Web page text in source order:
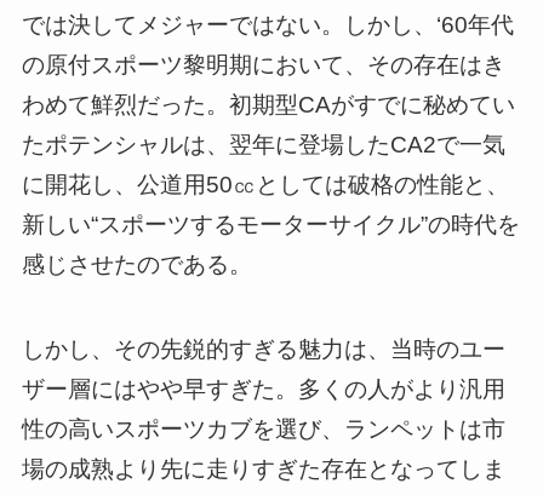
では決してメジャーではない。しかし、‘60年代
の原付スポーツ黎明期において、その存在はき
わめて鮮烈だった。初期型CAがすでに秘めてい
たポテンシャルは、翌年に登場したCA2で一気
に開花し、公道用50㏄としては破格の性能と、
新しい“スポーツするモーターサイクル”の時代を
感じさせたのである。
しかし、その先鋭的すぎる魅力は、当時のユー
ザー層にはやや早すぎた。多くの人がより汎用
性の高いスポーツカブを選び、ランペットは市
場の成熟より先に走りすぎた存在となってしま